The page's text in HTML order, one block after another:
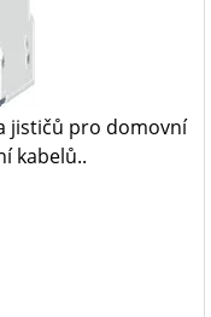
jističů pro domovní
kabelů..